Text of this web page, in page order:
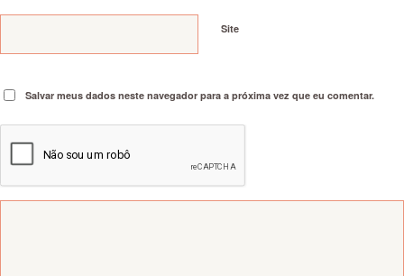
Site
Salvar meus dados neste navegador para a próxima vez que eu comentar.